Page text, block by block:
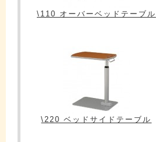
\110 オーバーベッドテーブル
\220 ベッドサイドテーブル